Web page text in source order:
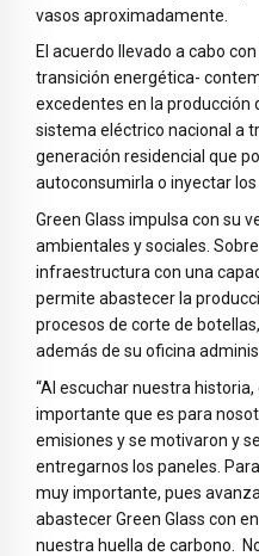
vasos aproximadamente.
El acuerdo llevado a cabo
transición energética-
excedentes en la producción
sistema eléctrico nacional a
generación residencial que
autoconsumirla o inyectar
Green Glass impulsa con su
ambientales y sociales.
infraestructura con una
permite abastecer la
procesos de corte de
además de su oficina
“Al escuchar nuestra historia,
importante que es para
emisiones y se motivaron y
entregarnos los paneles.
muy importante, pues
abastecer Green Glass con
nuestra huella de carbono.